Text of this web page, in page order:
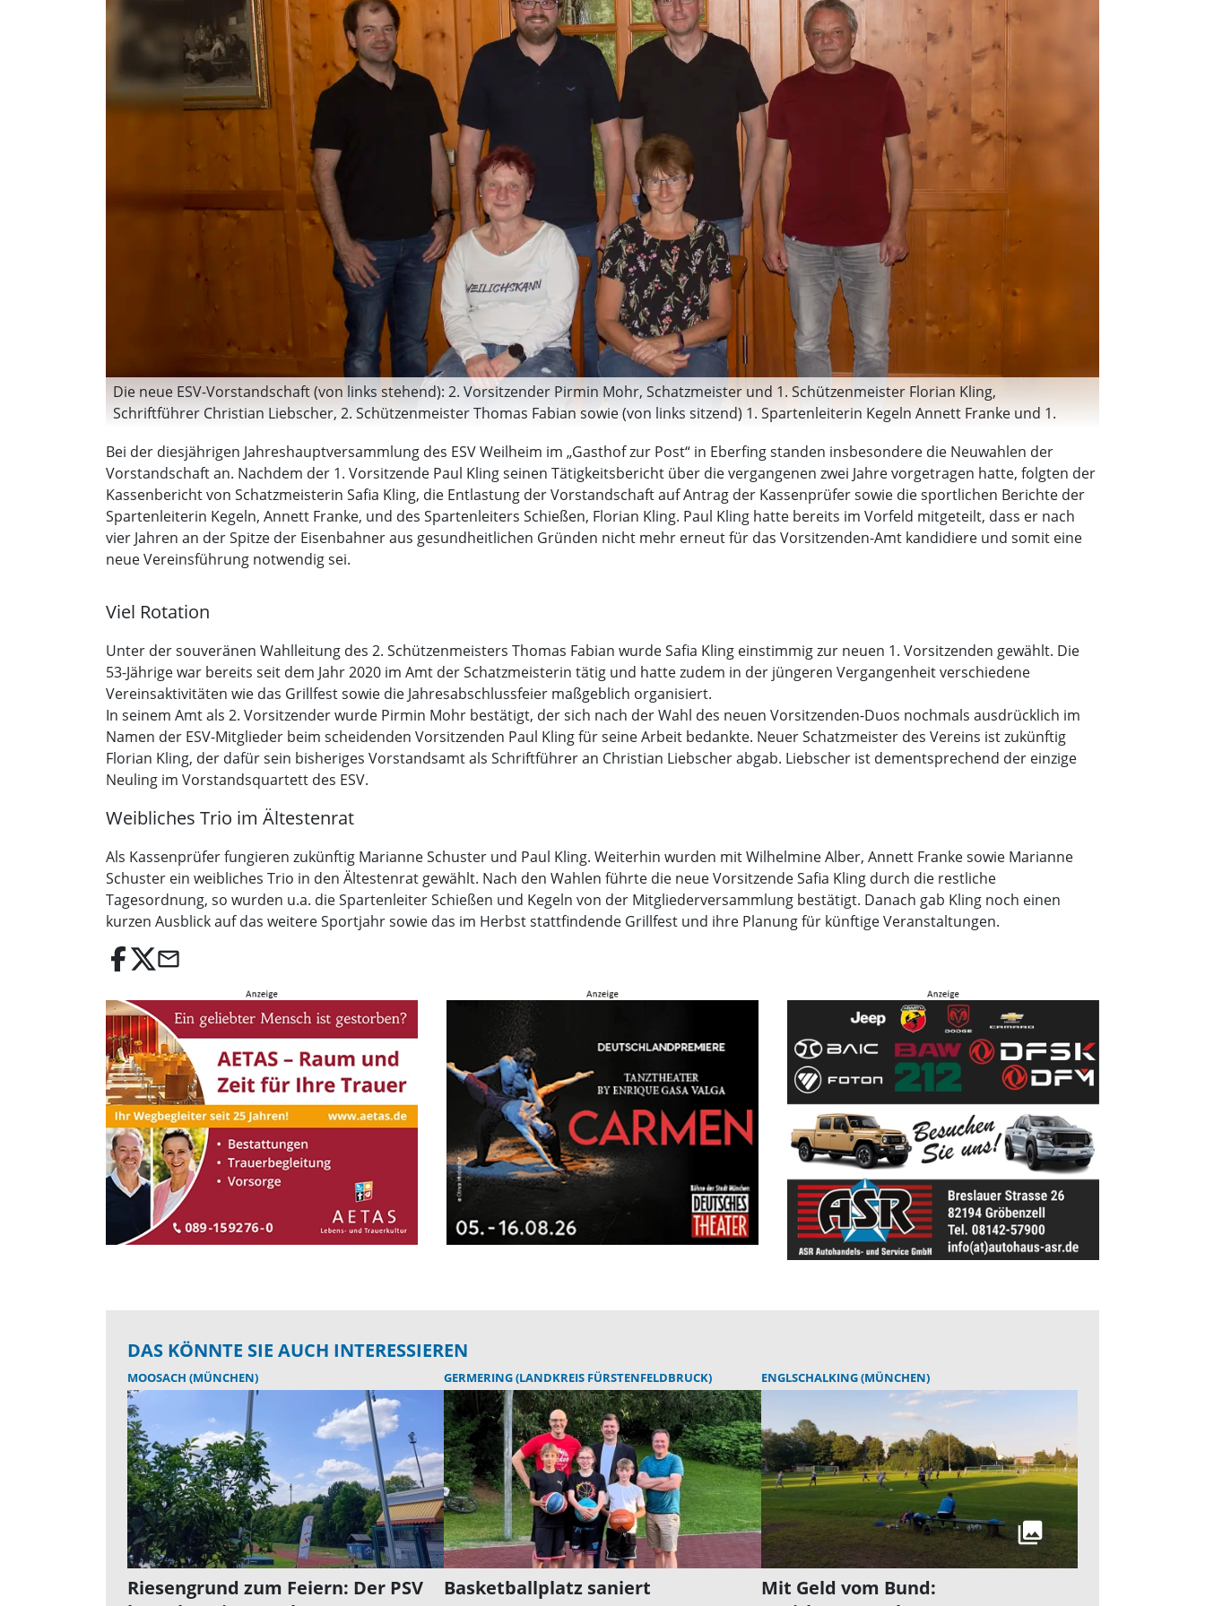
Die neue ESV-Vorstandschaft (von links stehend): 2. Vorsitzender Pirmin Mohr, Schatzmeister und 1. Schützenmeister Florian Kling,
Schriftführer Christian Liebscher, 2. Schützenmeister Thomas Fabian sowie (von links sitzend) 1. Spartenleiterin Kegeln Annett Franke und 1.
Bei der diesjährigen Jahreshauptversammlung des ESV Weilheim im „Gasthof zur Post“ in Eberfing standen insbesondere die Neuwahlen der
Vorstandschaft an. Nachdem der 1. Vorsitzende Paul Kling seinen Tätigkeitsbericht über die vergangenen zwei Jahre vorgetragen hatte, folgten der
Kassenbericht von Schatzmeisterin Safia Kling, die Entlastung der Vorstandschaft auf Antrag der Kassenprüfer sowie die sportlichen Berichte der
Spartenleiterin Kegeln, Annett Franke, und des Spartenleiters Schießen, Florian Kling. Paul Kling hatte bereits im Vorfeld mitgeteilt, dass er nach
vier Jahren an der Spitze der Eisenbahner aus gesundheitlichen Gründen nicht mehr erneut für das Vorsitzenden-Amt kandidiere und somit eine
neue Vereinsführung notwendig sei.
Viel Rotation
Unter der souveränen Wahlleitung des 2. Schützenmeisters Thomas Fabian wurde Safia Kling einstimmig zur neuen 1. Vorsitzenden gewählt. Die
53-Jährige war bereits seit dem Jahr 2020 im Amt der Schatzmeisterin tätig und hatte zudem in der jüngeren Vergangenheit verschiedene
Vereinsaktivitäten wie das Grillfest sowie die Jahresabschlussfeier maßgeblich organisiert.
In seinem Amt als 2. Vorsitzender wurde Pirmin Mohr bestätigt, der sich nach der Wahl des neuen Vorsitzenden-Duos nochmals ausdrücklich im
Namen der ESV-Mitglieder beim scheidenden Vorsitzenden Paul Kling für seine Arbeit bedankte. Neuer Schatzmeister des Vereins ist zukünftig
Florian Kling, der dafür sein bisheriges Vorstandsamt als Schriftführer an Christian Liebscher abgab. Liebscher ist dementsprechend der einzige
Neuling im Vorstandsquartett des ESV.
Weibliches Trio im Ältestenrat
Als Kassenprüfer fungieren zukünftig Marianne Schuster und Paul Kling. Weiterhin wurden mit Wilhelmine Alber, Annett Franke sowie Marianne
Schuster ein weibliches Trio in den Ältestenrat gewählt. Nach den Wahlen führte die neue Vorsitzende Safia Kling durch die restliche
Tagesordnung, so wurden u.a. die Spartenleiter Schießen und Kegeln von der Mitgliederversammlung bestätigt. Danach gab Kling noch einen
kurzen Ausblick auf das weitere Sportjahr sowie das im Herbst stattfindende Grillfest und ihre Planung für künftige Veranstaltungen.
email
DAS KÖNNTE SIE AUCH INTERESSIEREN
MOOSACH (MÜNCHEN)
Riesengrund zum Feiern: Der PSV
GERMERING (LANDKREIS FÜRSTENFELDBRUCK)
Basketballplatz saniert
ENGLSCHALKING (MÜNCHEN)
Mit Geld vom Bund: